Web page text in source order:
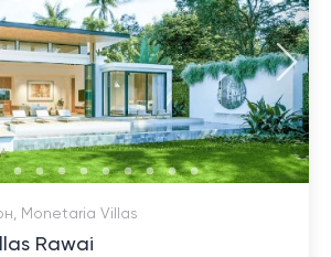
Monetaria Villas
Rawai